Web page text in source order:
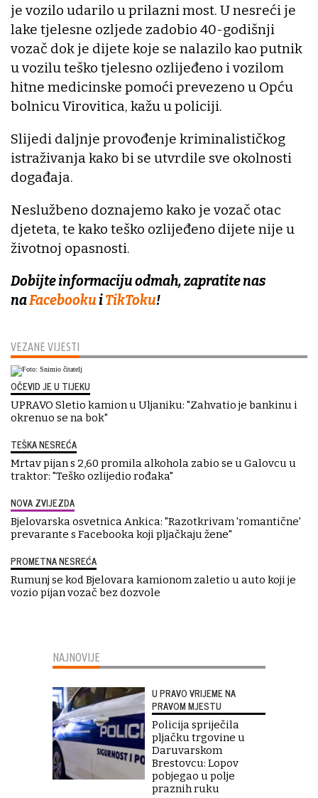
VEZANE VIJESTI
OČEVID JE U TIJEKU
UPRAVO Sletio kamion u Uljaniku: "Zahvatio je bankinu i
okrenuo se na bok"
TEŠKA NESREĆA
Mrtav pijan s 2,60 promila alkohola zabio se u Galovcu u
traktor: "Teško ozlijedio rođaka"
NOVA ZVIJEZDA
Bjelovarska osvetnica Ankica: "Razotkrivam 'romantične'
prevarante s Facebooka koji pljačkaju žene"
PROMETNA NESREĆA
Rumunj se kod Bjelovara kamionom zaletio u auto koji je
vozio pijan vozač bez dozvole
je vozilo udarilo u prilazni most. U nesreći je
lake tjelesne ozljede zadobio 40-godišnji
vozač dok je dijete koje se nalazilo kao putnik
u vozilu teško tjelesno ozlijeđeno i vozilom
hitne medicinske pomoći prevezeno u Opću
bolnicu Virovitica, kažu u policiji.
Slijedi daljnje provođenje kriminalističkog
istraživanja kako bi se utvrdile sve okolnosti
događaja.
Neslužbeno doznajemo kako je vozač otac
djeteta, te kako teško ozlijeđeno dijete nije u
životnoj opasnosti.
Dobijte informaciju odmah, zapratite nas
naFacebooku iTikToku!
NAJNOVIJE
U PRAVO VRIJEME NA
PRAVOM MJESTU
Policija spriječila
pljačku trgovine u
Daruvarskom
Brestovcu: Lopov
pobjegao u polje
praznih ruku